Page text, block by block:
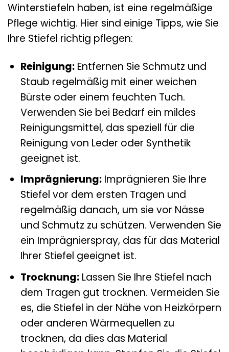
Winterstiefeln haben, ist eine regelmäßige
Pflege wichtig. Hier sind einige Tipps, wie Sie
Ihre Stiefel richtig pflegen:
Reinigung:Entfernen Sie Schmutz und
Staub regelmäßig mit einer weichen
Bürste oder einem feuchten Tuch.
Verwenden Sie bei Bedarf ein mildes
Reinigungsmittel, das speziell für die
Reinigung von Leder oder Synthetik
geeignet ist.
Imprägnierung:Imprägnieren Sie Ihre
Stiefel vor dem ersten Tragen und
regelmäßig danach, um sie vor Nässe
und Schmutz zu schützen. Verwenden Sie
ein Imprägnierspray, das für das Material
Ihrer Stiefel geeignet ist.
Trocknung:Lassen Sie Ihre Stiefel nach
dem Tragen gut trocknen. Vermeiden Sie
es, die Stiefel in der Nähe von Heizkörpern
oder anderen Wärmequellen zu
trocknen, da dies das Material